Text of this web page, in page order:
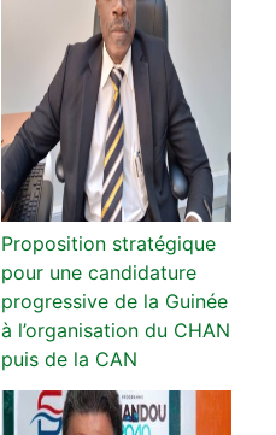
Proposition stratégique
pour une candidature
progressive de la Guinée
à l’organisation du CHAN
puis de la CAN